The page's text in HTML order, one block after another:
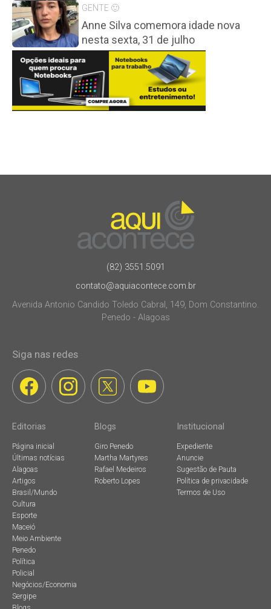
GENTE 🙂
Anne Silva comemora idade nova
nesta sexta, 31 de julho
(82) 3551.5091
contato@aquiacontece.com.br
Avenida Antonio Candido Toledo Cabral, 149, Dom Constantino.
Penedo - Alagoas
Siga nas redes
Editorias
Página inicial
Últimas notícias
Alagoas
Artigos
Brasil/Mundo
Cultura
Esporte
Maceió
Meio Ambiente
Penedo
Política
Policial
Negócios/Economia
Sergipe
Blogs
Giro Penedo
Martha Martyres
Rafael Medeiros
Roberto Lopes
Institucional
Expediente
Anuncie
Sugestão de Pauta
Política de privacidade
Termos de Uso